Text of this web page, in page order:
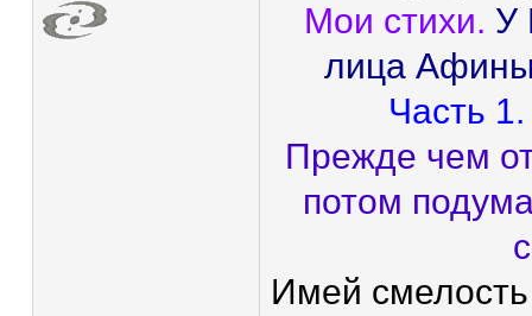
Мои стихи. У
лица
Часть
Прежде чем
потом
Имей